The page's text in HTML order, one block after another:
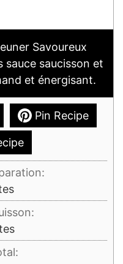
Savoureux
saucisson et
et énergisant.
Pin Recipe